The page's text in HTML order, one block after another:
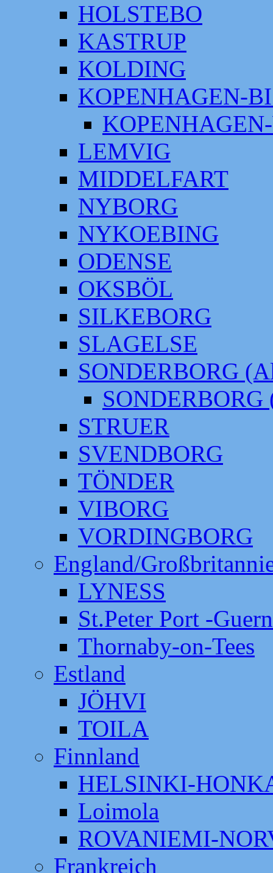
HOLSTEBO
KASTRUP
KOLDING
KOPENHAGEN-
LEMVIG
MIDDELFART
NYBORG
NYKOEBING
ODENSE
OKSBÖL
SILKEBORG
SLAGELSE
SONDERBORG
SONDERBORG
STRUER
SVENDBORG
TÖNDER
VIBORG
VORDINGBORG
England/
LYNESS
St.Peter Port -
Thornaby-on-Tees
Estland
JÖHVI
TOILA
Finnland
HELSINKI-
Loimola
ROVANIEMI-
Frankreich